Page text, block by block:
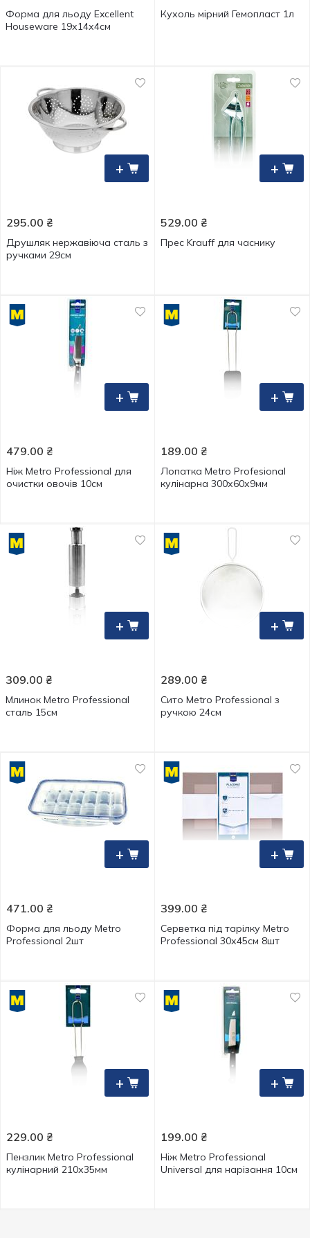
Форма для льоду Excellent
Houseware 19х14х4см
Кухоль мірний Гемопласт 1л
+
295.00 ₴
Друшляк нержавіюча сталь з
ручками 29см
+
529.00 ₴
Прес Krauff для часнику
+
479.00 ₴
Ніж Metro Professional для
очистки овочів 10см
+
189.00 ₴
Лопатка Metro Profesional
кулінарна 300х60х9мм
+
309.00 ₴
Млинок Metro Professional
сталь 15см
+
289.00 ₴
Сито Metro Professional з
ручкою 24см
+
471.00 ₴
Форма для льоду Metro
Professional 2шт
+
399.00 ₴
Серветка під тарілку Metro
Professional 30х45см 8шт
+
229.00 ₴
Пензлик Metro Professional
кулінарний 210х35мм
+
199.00 ₴
Ніж Metro Professional
Universal для нарізання 10см